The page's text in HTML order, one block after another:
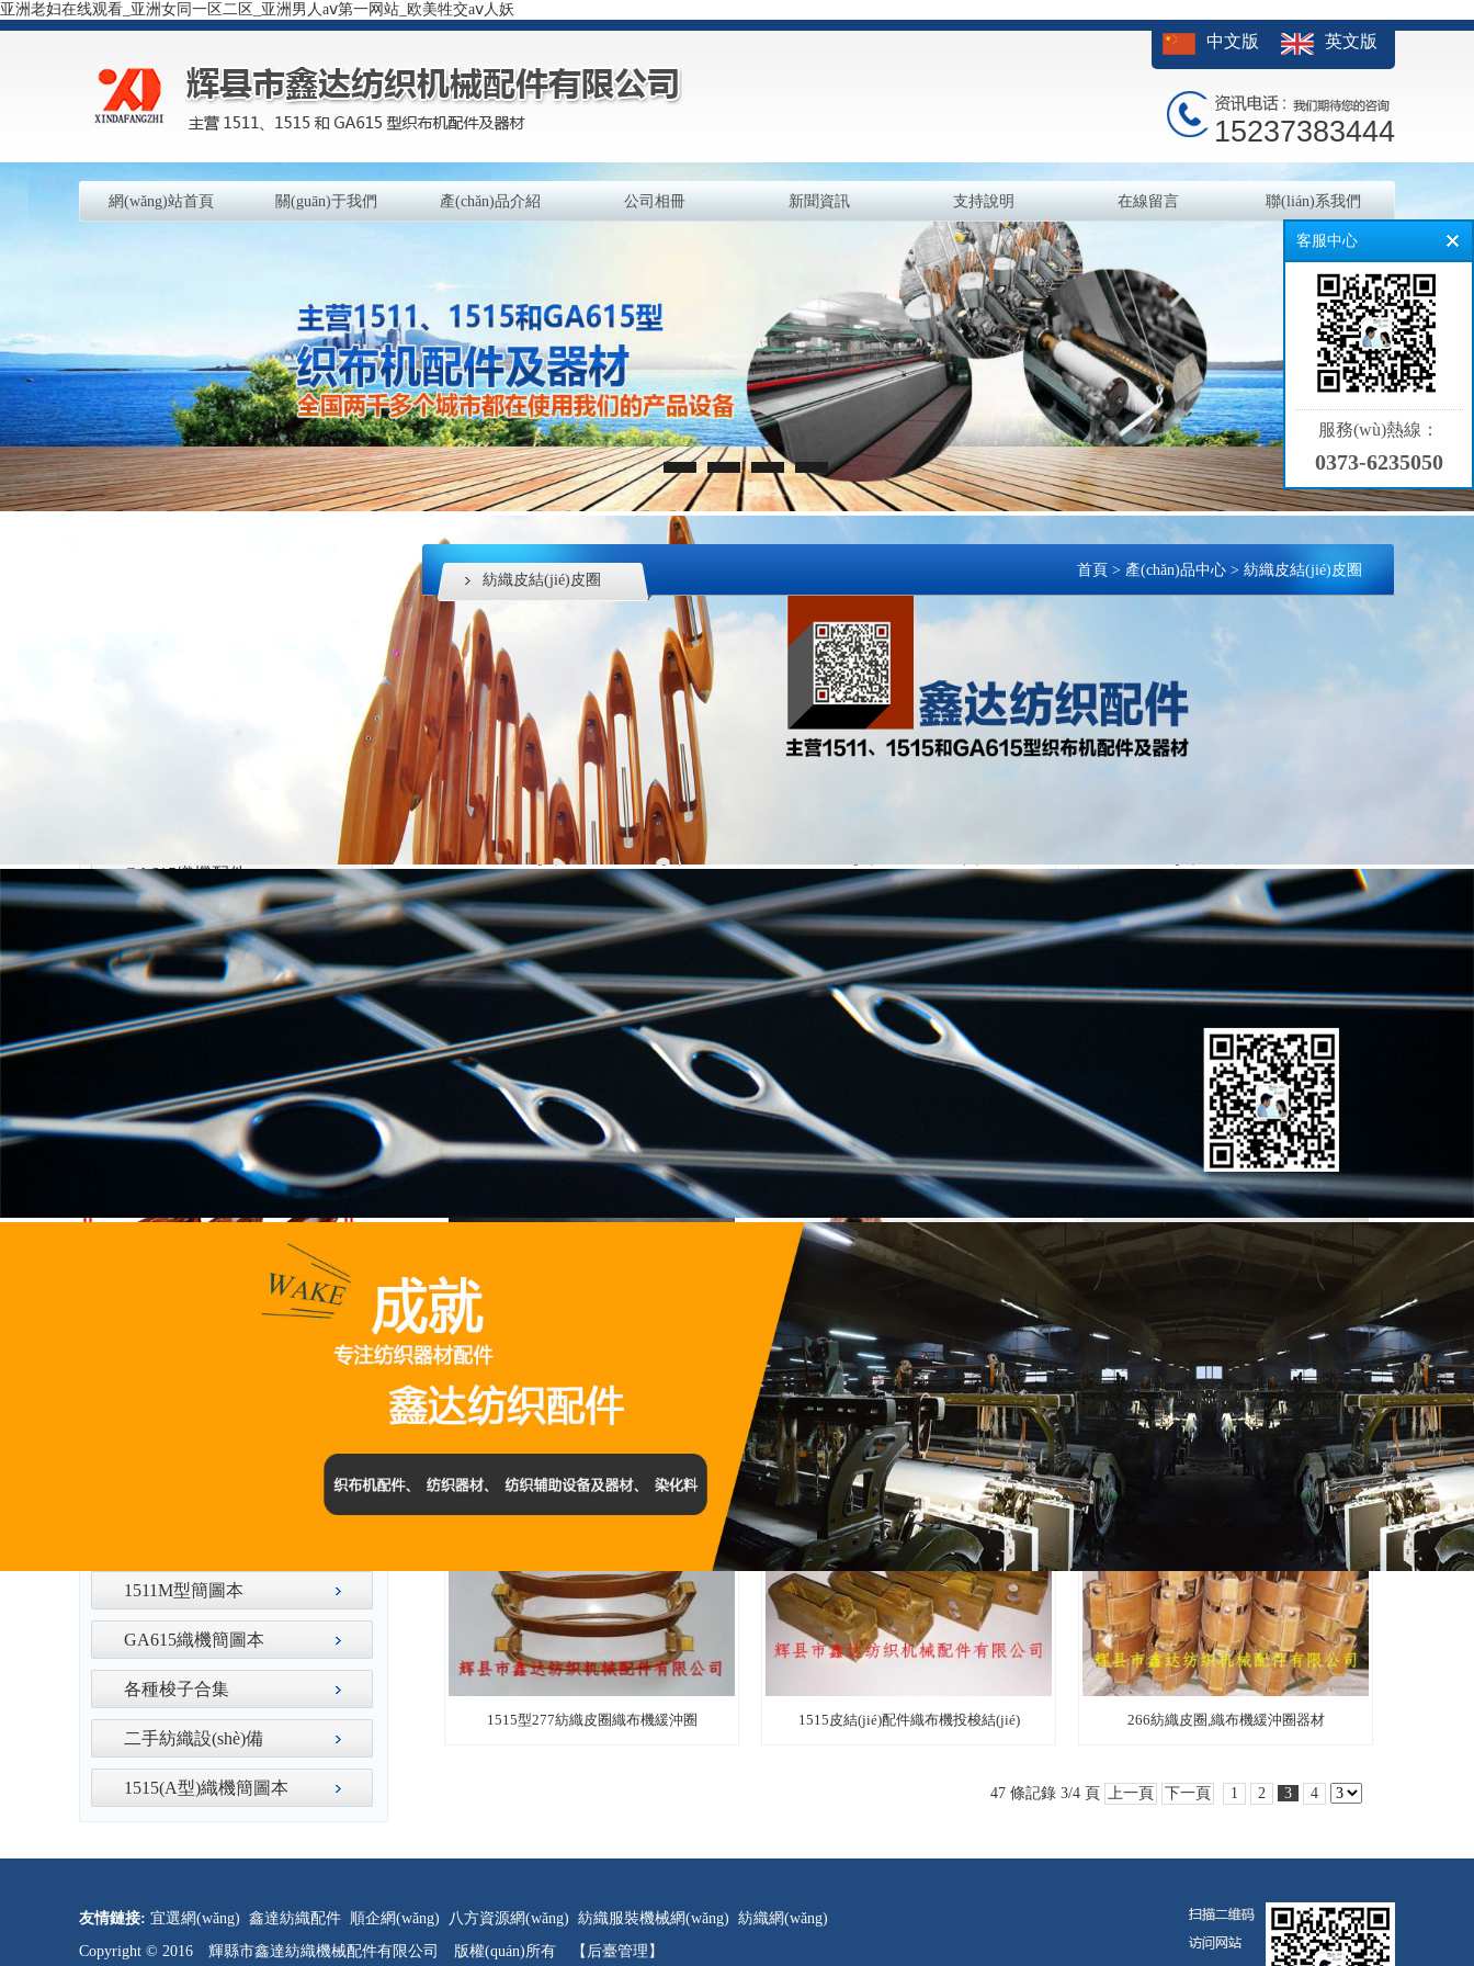
亚洲老妇在线观看_亚洲女同一区二区_亚洲男人aⅴ第一网站_欧美牲交aⅴ人妖
中文版 英文版
15237383444
網(wǎng)站首頁 關(guān)于我們 產(chǎn)品介紹 公司相冊 新聞資訊 支持說明 在線留言 聯(lián)系我們
GA615織機配件
紡織五金及工具
織布機
紡織輔助設(shè)備
紡織木質(zhì)配件
1511M型簡圖本
GA615織機簡圖本
各種梭子合集
二手紡織設(shè)備
1515(A型)織機簡圖本
紡織皮結(jié)皮圈
首頁 > 產(chǎn)品中心 > 紡織皮結(jié)皮圈
P104皮結(jié)紡織出口投梭結(jié)R件
出口型機用多梭皮結(jié)（含B12-2） B3-1型偏頭梭皮結(jié)高分子投梭結(jié) S7皮結(jié)雙頭換紆織機投梭結(jié)
紡織牛皮制品投梭結(jié)及皮結(jié)R 1515型皮結(jié)32X35紡織投梭結(jié)
1515型277紡織皮圈織布機緩沖圈 1515皮結(jié)配件織布機投梭結(jié) 266紡織皮圈,織布機緩沖圈器材
47 條記錄 3/4 頁 上一頁 下一頁 1 2 3 4
友情鏈接: 宜選網(wǎng) 鑫達紡織配件 順企網(wǎng) 八方資源網(wǎng) 紡織服裝機械網(wǎng) 紡織網(wǎng)
Copyright © 2016 輝縣市鑫達紡織機械配件有限公司 版權(quán)所有
【后臺管理】
客服中心
服務(wù)熱線：
0373-6235050